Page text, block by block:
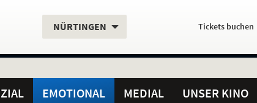
Aktueller
NÜRTINGEN Servicefunktionen
Aktuelles
HierTickets buchen
EMOTIONAL MEDIAL UNSER KINO